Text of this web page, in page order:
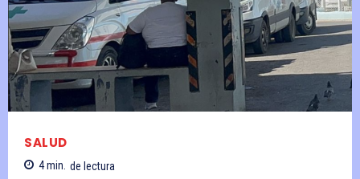
SALUD
4min. de lectura